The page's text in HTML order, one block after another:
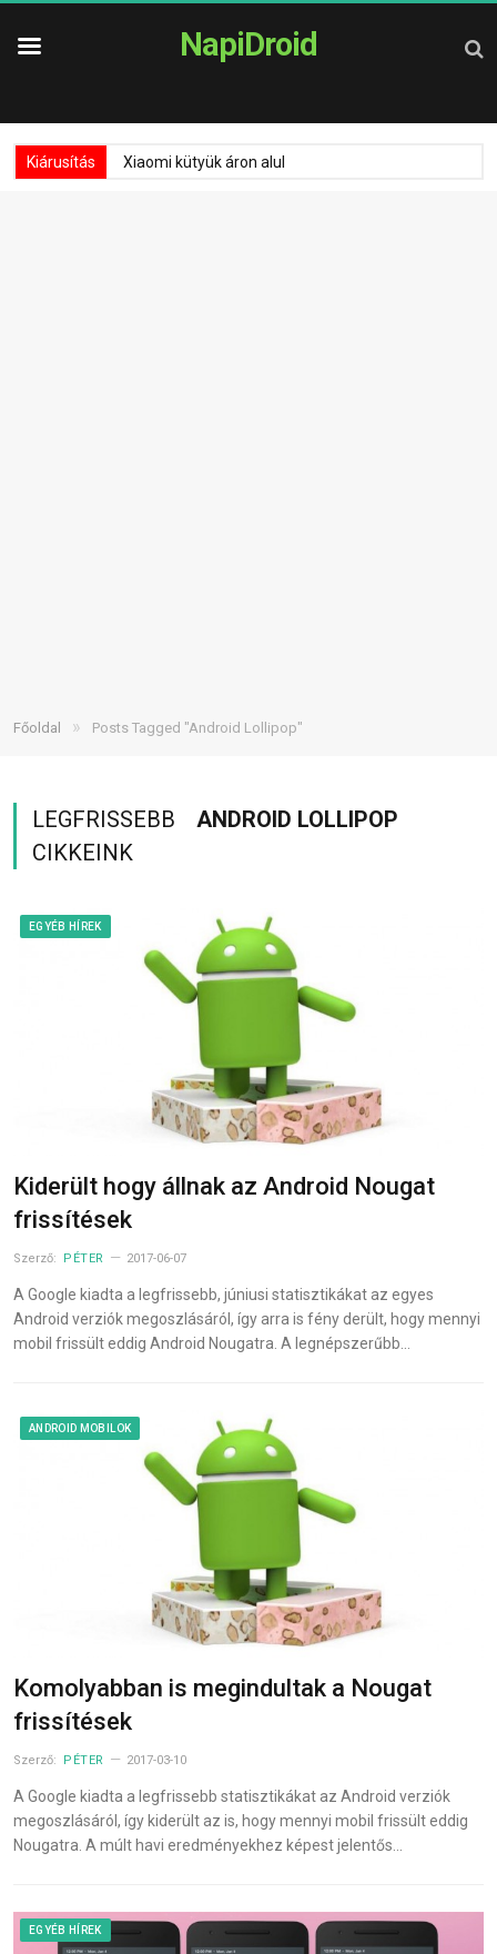
NapiDroid
Kiárusítás Xiaomi kütyük áron alul
Főoldal » Posts Tagged "Android Lollipop"
LEGFRISSEBB
ANDROID LOLLIPOP
CIKKEINK
EGYÉB HÍREK
Kiderült hogy állnak az Android Nougat
frissítések
Szerző: PÉTER 2017-06-07
A Google kiadta a legfrissebb, júniusi statisztikákat az egyes
Android verziók megoszlásáról, így arra is fény derült, hogy mennyi
mobil frissült eddig Android Nougatra. A legnépszerűbb…
ANDROID MOBILOK
Komolyabban is megindultak a Nougat
frissítések
Szerző: PÉTER 2017-03-10
A Google kiadta a legfrissebb statisztikákat az Android verziók
megoszlásáról, így kiderült az is, hogy mennyi mobil frissült eddig
Nougatra. A múlt havi eredményekhez képest jelentős…
EGYÉB HÍREK